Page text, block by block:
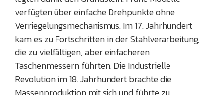
verfügten über einfache Drehpunkte ohne
Verriegelungsmechanismus. Im 17. Jahrhundert
kam es zu Fortschritten in der Stahlverarbeitung,
die zu vielfältigen, aber einfacheren
Taschenmessern führten. Die Industrielle
Revolution im 18. Jahrhundert brachte die
Massenproduktion mit sich und führte zu